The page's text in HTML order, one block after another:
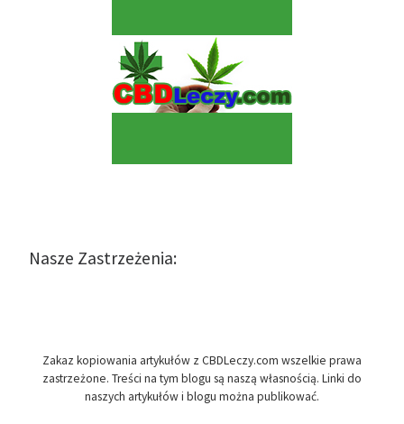
Nasze Zastrzeżenia:
Zakaz kopiowania artykułów z CBDLeczy.com wszelkie prawa
zastrzeżone. Treści na tym blogu są naszą własnością. Linki do
naszych artykułów i blogu można publikować.